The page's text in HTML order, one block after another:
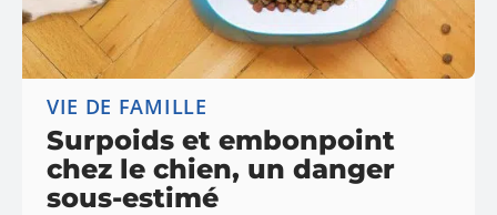
VIE DE FAMILLE
Surpoids et embonpoint
chez le chien, un danger
sous-estimé